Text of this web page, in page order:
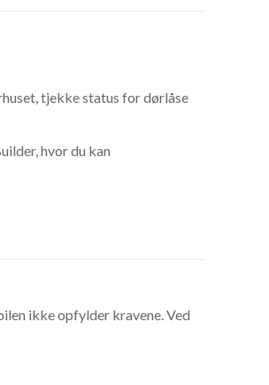
tjekke status for dørlåse
hvor du kan
ikke opfylder kravene. Ved